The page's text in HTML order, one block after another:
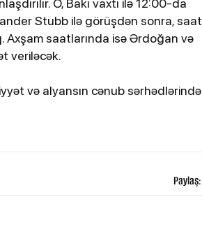
O, Bakı vaxtı ilə 12:00-da
Stubb ilə görüşdən sonra, saat
Axşam saatlarında isə Ərdoğan və
veriləcək.
və alyansın cənub sərhədlərində
Paylaş:
bildirib
Türkiyədə sərnişin avtobusu